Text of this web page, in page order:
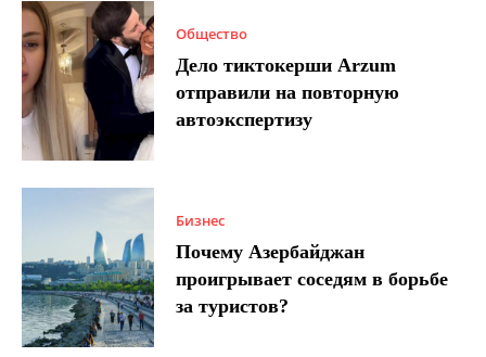
Общество
Дело тиктокерши Arzum
отправили на повторную
автоэкспертизу
Бизнес
Почему Азербайджан
проигрывает соседям в борьбе
за туристов?